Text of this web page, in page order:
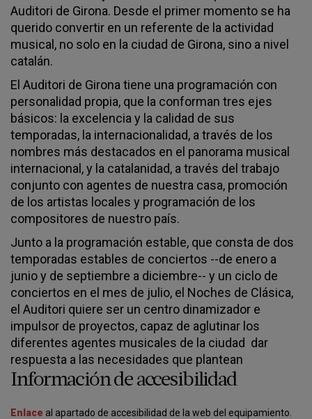
Auditori de Girona. Desde el primer momento se ha
querido convertir en un referente de la actividad
musical, no solo en la ciudad de Girona, sino a nivel
catalán.
El Auditori de Girona tiene una programación con
personalidad propia, que la conforman tres ejes
básicos: la excelencia y la calidad de sus
temporadas, la internacionalidad, a través de los
nombres más destacados en el panorama musical
internacional, y la catalanidad, a través del trabajo
conjunto con agentes de nuestra casa, promoción
de los artistas locales y programación de los
compositores de nuestro país.
Junto a la programación estable, que consta de dos
temporadas estables de conciertos --de enero a
junio y de septiembre a diciembre-- y un ciclo de
conciertos en el mes de julio, el Noches de Clásica,
el Auditori quiere ser un centro dinamizador e
impulsor de proyectos, capaz de aglutinar los
diferentes agentes musicales de la ciudad dar
respuesta a las necesidades que plantean
Información de accesibilidad
Enlace al apartado de accesibilidad de la web del equipamiento.